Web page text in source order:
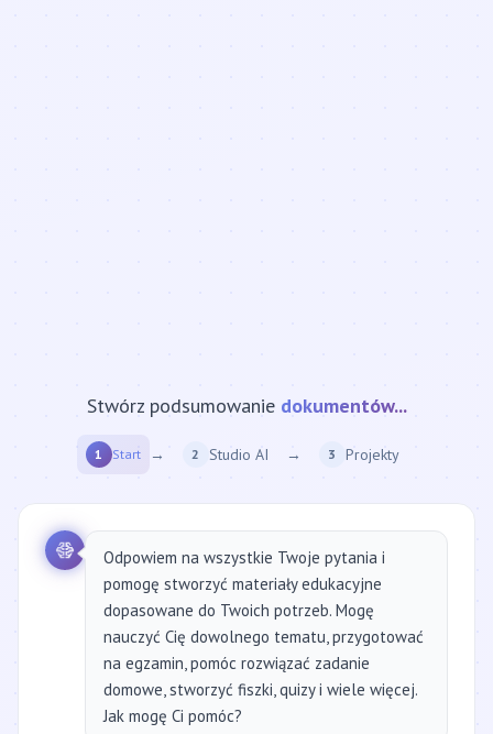
Stwórz podsumowanie strony internetowej...
1 Start → 2 Studio AI → 3 Projekty
Odpowiem na wszystkie Twoje pytania i
pomogę stworzyć materiały edukacyjne
dopasowane do Twoich potrzeb. Mogę
nauczyć Cię dowolnego tematu, przygotować
na egzamin, pomóc rozwiązać zadanie
domowe, stworzyć fiszki, quizy i wiele więcej.
Jak mogę Ci pomóc?